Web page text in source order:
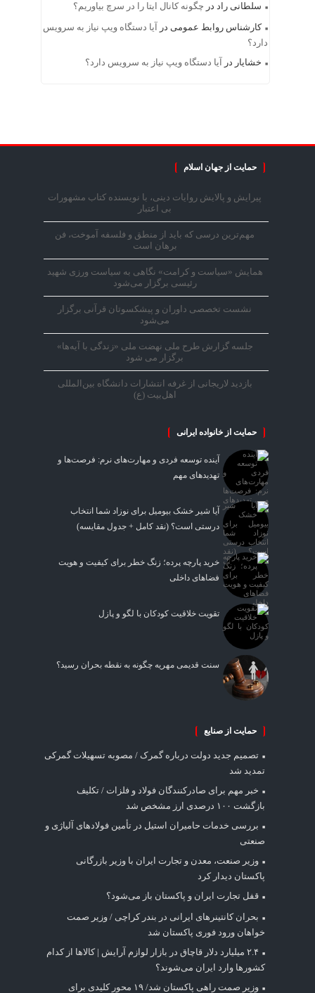
سلطانی راد در چگونه کانال ایتا را در سرچ بیاوریم؟
کارشناس روابط عمومی در
آیا دستگاه ویپ نیاز به سرویس
دارد؟
خشایار در آیا دستگاه ویپ نیاز به سرویس دارد؟
حمایت از جهان اسلام
پیرایش و پالایش روایات دینی، با نویسنده کتاب مشهورات
بی اعتبار
مهم‌ترین درسی که باید از منطق و فلسفه آموخت، فن
برهان است
همایش «سیاست و کرامت» نگاهی به سیاست ورزی شهید
رئیسی برگزار می‌شود
نشست تخصصی داوران و پیشکسوتان قرآنی برگزار
می‌شود
جلسه گزارش طرح ملی نهضت ملی «زندگی با آیه‌ها»
برگزار می شود
بازدید لاریجانی از غرفه انتشارات دانشگاه بین‌المللی
اهل‌بیت (ع)
حمایت از خانواده ایرانی
آینده توسعه فردی و مهارت‌های نرم: فرصت‌ها و
تهدیدهای مهم
آیا شیر خشک بیومیل برای نوزاد شما انتخاب
درستی است؟ (نقد کامل + جدول مقایسه)
خرید پارچه پرده؛ زنگ خطر برای کیفیت و هویت
فضاهای داخلی
تقویت خلاقیت کودکان با لگو و پازل
سنت قدیمی مهریه چگونه به نقطه بحران رسید؟
حمایت از صنایع
تصمیم جدید دولت درباره گمرک / مصوبه تسهیلات گمرکی
تمدید شد
خبر مهم برای صادرکنندگان فولاد و فلزات / تکلیف
بازگشت ۱۰۰ درصدی ارز مشخص شد
بررسی خدمات حامیران استیل در تأمین فولادهای آلیاژی و
صنعتی
وزیر صنعت، معدن و تجارت ایران با وزیر بازرگانی
پاکستان دیدار کرد
قفل تجارت ایران و پاکستان باز می‌شود؟
بحران کانتینر‌های ایرانی در بندر کراچی / وزیر صمت
خواهان ورود فوری پاکستان شد
۲.۴ میلیارد دلار قاچاق در بازار لوازم آرایش | کالاها از کدام
کشورها وارد ایران می‌شوند؟
وزیر صمت راهی پاکستان شد/ ۱۹ محور کلیدی برای